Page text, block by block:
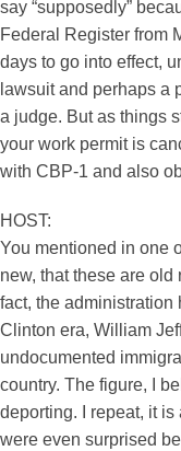
say “supposedly”
Federal Register from
days to go into effect,
lawsuit and perhaps a
a judge. But as things
your work permit is
with CBP-1 and also
HOST:
You mentioned in one
new, that these are
fact, the administration
Clinton era, William
undocumented
country. The figure, I
deporting. I repeat, it
were even surprised